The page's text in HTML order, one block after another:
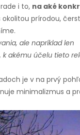
i to, na aké
prírodou,
ale napríklad len
akému účelu tieto
je v na prvý
minimalizmus a